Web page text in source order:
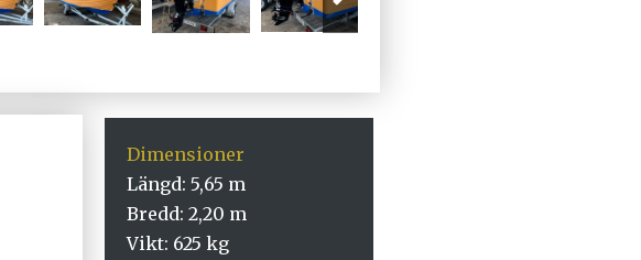
Dimensioner
Längd:5,65 m
Bredd:2,20 m
Vikt: 625 kg